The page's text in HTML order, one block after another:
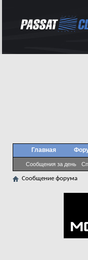
Главная
Сообщения за день
Сообщение форума